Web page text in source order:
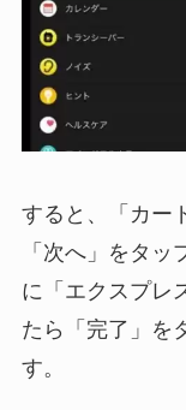
すると、「カー
「次へ」をタ
に「エクスプレ
たら「完了」を
す。